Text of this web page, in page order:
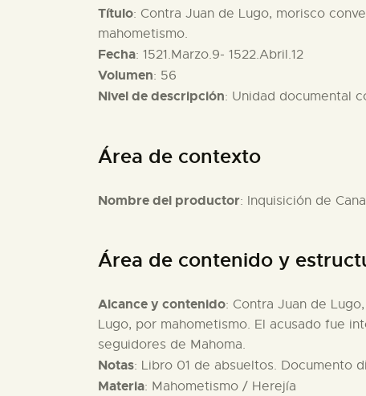
Título: Contra Juan de Lugo, morisco
mahometismo.
Fecha: 1521.Marzo.9- 1522.Abril.12
Volumen: 56
Nivel de descripción: Unidad documental
Área de contexto
Nombre del productor: Inquisición de
Área de contenido y
Alcance y contenido: Contra Juan de
Lugo, por mahometismo. El acusado fue
seguidores de Mahoma.
Notas: Libro 01 de absueltos. Documento
Materia: Mahometismo / Herejía